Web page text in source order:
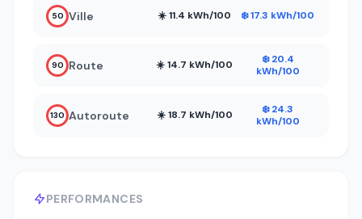
PERFORMANCES
50 Ville ☀️ 11.4 kWh/100 ❄️ 17.3 kWh/100
90 Route ☀️ 14.7 kWh/100
❄️ 20.4
kWh/100
130 Autoroute ☀️ 18.7 kWh/100
❄️ 24.3
kWh/100